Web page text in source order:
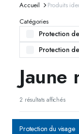
Accueil
Produits
Catégories
Protection
Protection
Jaune
2 résultats affichés
Protection du visage